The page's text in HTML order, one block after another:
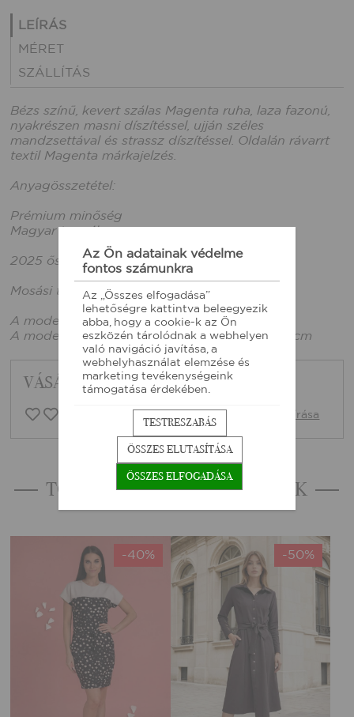
LEÍRÁS
MÉRET
SZÁLLÍTÁS
Bézs színű, kevert szálas Magenta ruha, laza fazonú,
nyakrészen masni díszítéssel, ujján széles
mandzsettával és strassz díszítéssel. Oldalán rávarrt
textil Magenta márkajelzés.
Anyagösszetétel:
Prémium minőség
Magyar termék
2025 őszi kollekció
Mosási tájékoztató: Bevarrt címke alapján
A modell xs méretet visel.
A modell mérete: 165cm magas, mellbőség:86cm
VÁSÁRLÓI VISSZAJELZÉSEK
0 vásárlói vélemény Vélemény írása
TOVÁBBI HASONLÓ TERMÉKEK
-40% -50%
Az Ön adatainak védelme
fontos számunkra
Az „Összes elfogadása”
lehetőségre kattintva beleegyezik
abba, hogy a cookie-k az Ön
eszközén tárolódnak a webhelyen
való navigáció javítása, a
webhelyhasználat elemzése és
marketing tevékenységeink
támogatása érdekében.
TESTRESZABÁS
ÖSSZES ELUTASÍTÁSA
ÖSSZES ELFOGADÁSA